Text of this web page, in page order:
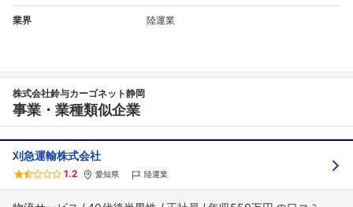
フォローしました
こちらの企業もフォローしませんか？
業界 陸運業
株式会社鈴与カーゴネット静岡
事業・業種類似企業
刈急運輸株式会社
1.2 愛知県 陸運業